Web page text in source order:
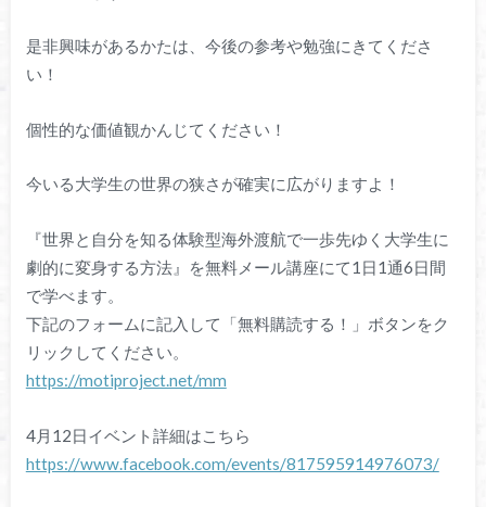
是非興味があるかたは、今後の参考や勉強にきてくださ
い！
個性的な価値観かんじてください！
今いる大学生の世界の狭さが確実に広がりますよ！
『世界と自分を知る体験型海外渡航で一歩先ゆく大学生に
劇的に変身する方法』を無料メール講座にて1日1通6日間
で学べます。
下記のフォームに記入して「無料購読する！」ボタンをク
リックしてください。
https://motiproject.net/mm
4月12日イベント詳細はこちら
https://www.facebook.com/events/817595914976073/